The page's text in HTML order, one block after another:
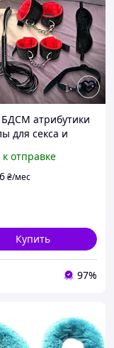
атрибутики
для секса и
кляп и
к отправке
₴/мес
Купить
97%